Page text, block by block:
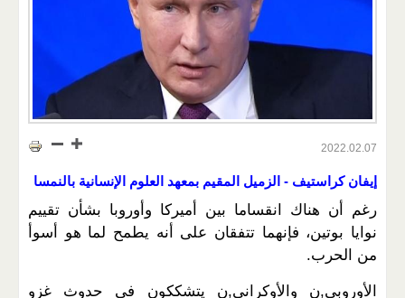
2022.02.07
إيفان كراستيف - الزميل المقيم بمعهد العلوم الإنسانية بالنمسا
رغم أن هناك انقساما بين أميركا وأوروبا بشأن تقييم
نوايا بوتين، فإنهما تتفقان على أنه يطمح لما هو أسوأ
من الحرب.
الأوروبي,ن والأوكراني,ن يتشككون في حدوث غزو